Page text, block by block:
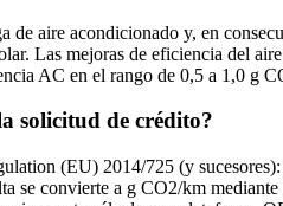
aire acondicionado y, en
Las mejoras de eficiencia del
AC en el rango de 0,5 a 1,0 g
solicitud de crédito?
(EU) 2014/725 (y
se convierte a g CO2/km